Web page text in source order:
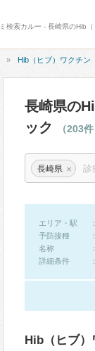
Hib（ヒブ）ワクチン
長崎県の
ック
（203
長崎県 ×
エリア・駅
予防接種
名称
詳細条件
Hib（ヒブ）